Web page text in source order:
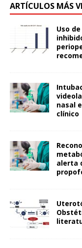
ARTÍCULOS MÁS
Uso
nasal
clínico
alerta